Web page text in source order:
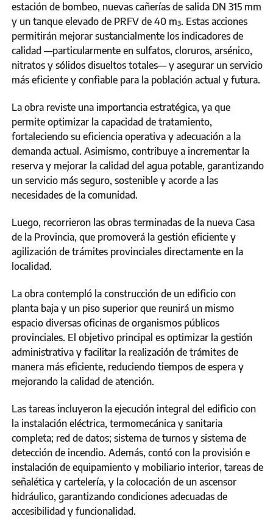
estación de bombeo, nuevas cañerías de salida DN 315 mm
y un tanque elevado de PRFV de 40 m³. Estas acciones
permitirán mejorar sustancialmente los indicadores de
calidad —particularmente en sulfatos, cloruros, arsénico,
nitratos y sólidos disueltos totales— y asegurar un servicio
más eficiente y confiable para la población actual y futura.
La obra reviste una importancia estratégica, ya que
permite optimizar la capacidad de tratamiento,
fortaleciendo su eficiencia operativa y adecuación a la
demanda actual. Asimismo, contribuye a incrementar la
reserva y mejorar la calidad del agua potable, garantizando
un servicio más seguro, sostenible y acorde a las
necesidades de la comunidad.
Luego, recorrieron las obras terminadas de la nueva Casa
de la Provincia, que promoverá la gestión eficiente y
agilización de trámites provinciales directamente en la
localidad.
La obra contempló la construcción de un edificio con
planta baja y un piso superior que reunirá un mismo
espacio diversas oficinas de organismos públicos
provinciales. El objetivo principal es optimizar la gestión
administrativa y facilitar la realización de trámites de
manera más eficiente, reduciendo tiempos de espera y
mejorando la calidad de atención.
Las tareas incluyeron la ejecución integral del edificio con
la instalación eléctrica, termomecánica y sanitaria
completa; red de datos; sistema de turnos y sistema de
detección de incendio. Además, contó con la provisión e
instalación de equipamiento y mobiliario interior, tareas de
señalética y cartelería, y la colocación de un ascensor
hidráulico, garantizando condiciones adecuadas de
accesibilidad y funcionalidad.